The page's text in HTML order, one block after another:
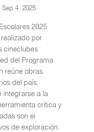
Sep 4, 2025
2025
por
cineclubes
del Programa
reúne obras
del país,
integrarse a la
crítica y
son el
de exploración,